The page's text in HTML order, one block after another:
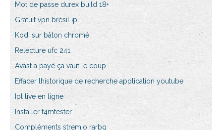
Mot de passe durex build 18+
Gratuit vpn brésil ip
Kodi sur bâton chromé
Relecture ufc 241
Avast a payé ça vaut le coup
Effacer lhistorique de recherche application youtube
Ipl live en ligne
Installer f4mtester
Compléments stremio rarbg